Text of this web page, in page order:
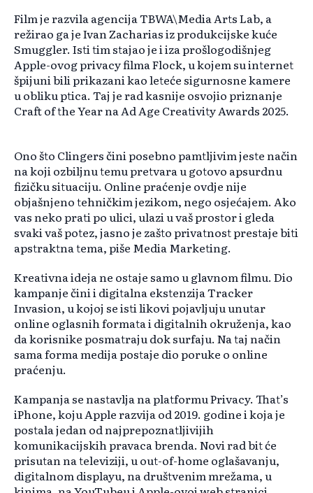
Film je razvila agencija TBWA\Media Arts Lab, a
režirao ga je Ivan Zacharias iz produkcijske kuće
Smuggler. Isti tim stajao je i iza prošlogodišnjeg
Apple-ovog privacy filma Flock, u kojem su internet
špijuni bili prikazani kao leteće sigurnosne kamere
u obliku ptica. Taj je rad kasnije osvojio priznanje
Craft of the Year na Ad Age Creativity Awards 2025.
Ono što Clingers čini posebno pamtljivim jeste način
na koji ozbiljnu temu pretvara u gotovo apsurdnu
fizičku situaciju. Online praćenje ovdje nije
objašnjeno tehničkim jezikom, nego osjećajem. Ako
vas neko prati po ulici, ulazi u vaš prostor i gleda
svaki vaš potez, jasno je zašto privatnost prestaje biti
apstraktna tema, piše Media Marketing.
Kreativna ideja ne ostaje samo u glavnom filmu. Dio
kampanje čini i digitalna ekstenzija Tracker
Invasion, u kojoj se isti likovi pojavljuju unutar
online oglasnih formata i digitalnih okruženja, kao
da korisnike posmatraju dok surfaju. Na taj način
sama forma medija postaje dio poruke o online
praćenju.
Kampanja se nastavlja na platformu Privacy. That’s
iPhone, koju Apple razvija od 2019. godine i koja je
postala jedan od najprepoznatljivijih
komunikacijskih pravaca brenda. Novi rad bit će
prisutan na televiziji, u out-of-home oglašavanju,
digitalnom displayu, na društvenim mrežama, u